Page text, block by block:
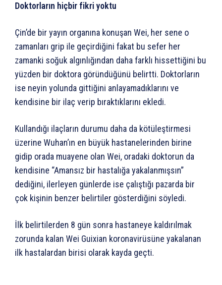
Doktorların hiçbir fikri yoktu
Çin’de bir yayın organına konuşan Wei, her sene o
zamanları grip ile geçirdiğini fakat bu sefer her
zamanki soğuk algınlığından daha farklı hissettiğini bu
yüzden bir doktora göründüğünü belirtti. Doktorların
ise neyin yolunda gittiğini anlayamadıklarını ve
kendisine bir ilaç verip bıraktıklarını ekledi.
Kullandığı ilaçların durumu daha da kötüleştirmesi
üzerine Wuhan’ın en büyük hastanelerinden birine
gidip orada muayene olan Wei, oradaki doktorun da
kendisine “Amansız bir hastalığa yakalanmışsın”
dediğini, ilerleyen günlerde ise çalıştığı pazarda bir
çok kişinin benzer belirtiler gösterdiğini söyledi.
İlk belirtilerden 8 gün sonra hastaneye kaldırılmak
zorunda kalan Wei Guixian koronavirüsüne yakalanan
ilk hastalardan birisi olarak kayda geçti.